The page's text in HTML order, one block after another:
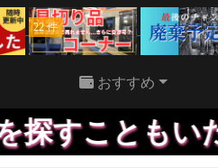
22 件
おすすめ
ます。欲し